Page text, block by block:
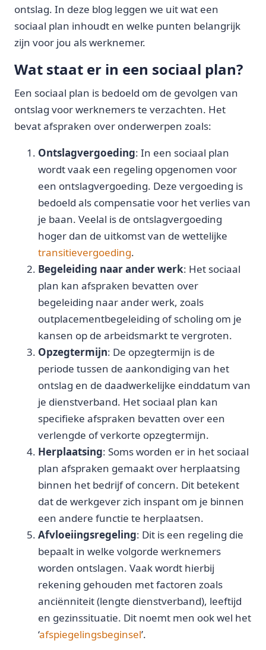
ontslag. In deze blog leggen we uit wat een
sociaal plan inhoudt en welke punten belangrijk
zijn voor jou als werknemer.
Wat staat er in een sociaal plan?
Een sociaal plan is bedoeld om de gevolgen van
ontslag voor werknemers te verzachten. Het
bevat afspraken over onderwerpen zoals:
Ontslagvergoeding: In een sociaal plan
wordt vaak een regeling opgenomen voor
een ontslagvergoeding. Deze vergoeding is
bedoeld als compensatie voor het verlies van
je baan. Veelal is de ontslagvergoeding
hoger dan de uitkomst van de wettelijke
transitievergoeding.
Begeleiding naar ander werk: Het sociaal
plan kan afspraken bevatten over
begeleiding naar ander werk, zoals
outplacementbegeleiding of scholing om je
kansen op de arbeidsmarkt te vergroten.
Opzegtermijn: De opzegtermijn is de
periode tussen de aankondiging van het
ontslag en de daadwerkelijke einddatum van
je dienstverband. Het sociaal plan kan
specifieke afspraken bevatten over een
verlengde of verkorte opzegtermijn.
Herplaatsing: Soms worden er in het sociaal
plan afspraken gemaakt over herplaatsing
binnen het bedrijf of concern. Dit betekent
dat de werkgever zich inspant om je binnen
een andere functie te herplaatsen.
Afvloeiingsregeling: Dit is een regeling die
bepaalt in welke volgorde werknemers
worden ontslagen. Vaak wordt hierbij
rekening gehouden met factoren zoals
anciënniteit (lengte dienstverband), leeftijd
en gezinssituatie. Dit noemt men ook wel het
‘afspiegelingsbeginsel’.